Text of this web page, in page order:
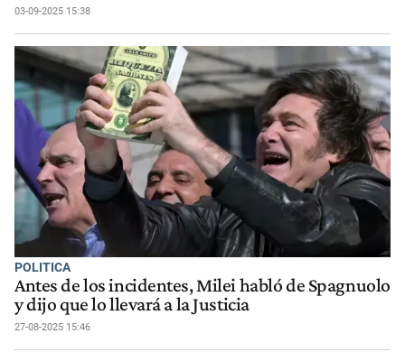
03-09-2025 15:38
POLITICA
Antes de los incidentes, Milei habló de Spagnuolo
y dijo que lo llevará a la Justicia
27-08-2025 15:46